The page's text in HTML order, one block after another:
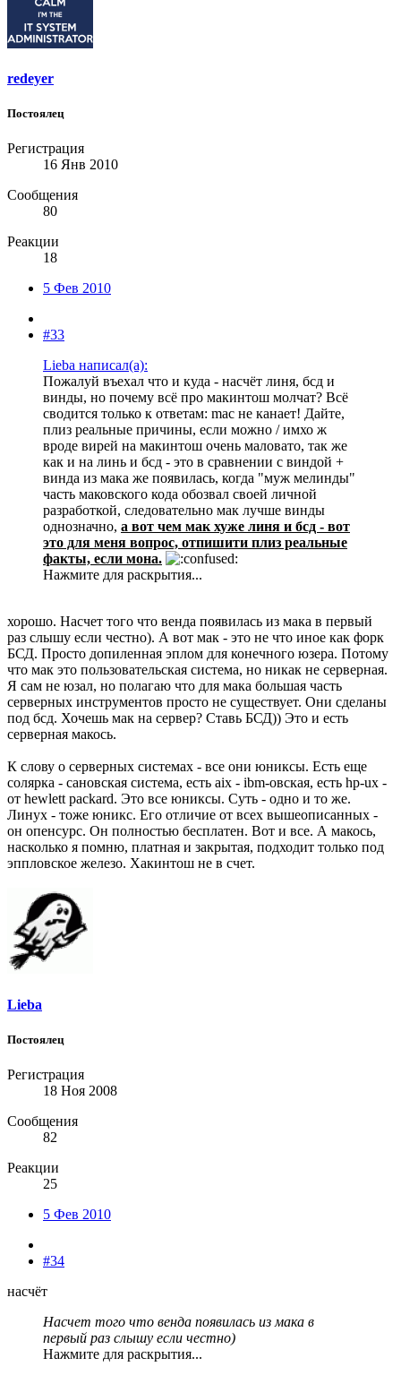
redeyer
Постоялец
Регистрация
16 Янв 2010
Сообщения
80
Реакции
18
5 Фев 2010
#33
Lieba написал(а):
Пожалуй въехал что и куда - насчёт линя, бсд и
винды, но почему всё про макинтош молчат? Всё
сводится только к ответам: mac не канает! Дайте,
плиз реальные причины, если можно / имхо ж
вроде вирей на макинтош очень маловато, так же
как и на линь и бсд - это в сравнении с виндой +
винда из мака же появилась, когда "муж мелинды"
часть маковского кода обозвал своей личной
разработкой, следовательно мак лучше винды
однозначно, а вот чем мак хуже линя и бсд - вот
это для меня вопрос, отпишити плиз реальные
факты, если мона.
Нажмите для раскрытия...
хорошо. Насчет того что венда появилась из мака в первый
раз слышу если честно). А вот мак - это не что иное как форк
БСД. Просто допиленная эплом для конечного юзера. Потому
что мак это пользовательская система, но никак не серверная.
Я сам не юзал, но полагаю что для мака большая часть
серверных инструментов просто не существует. Они сделаны
под бсд. Хочешь мак на сервер? Ставь БСД)) Это и есть
серверная макось.
К слову о серверных системах - все они юниксы. Есть еще
солярка - сановская система, есть aix - ibm-овская, есть hp-ux -
от hewlett packard. Это все юниксы. Суть - одно и то же.
Линух - тоже юникс. Его отличие от всех вышеописанных -
он опенсурс. Он полностью бесплатен. Вот и все. А макось,
насколько я помню, платная и закрытая, подходит только под
эппловское железо. Хакинтош не в счет.
Lieba
Постоялец
Регистрация
18 Ноя 2008
Сообщения
82
Реакции
25
5 Фев 2010
#34
насчёт
Насчет того что венда появилась из мака в
первый раз слышу если честно)
Нажмите для раскрытия...